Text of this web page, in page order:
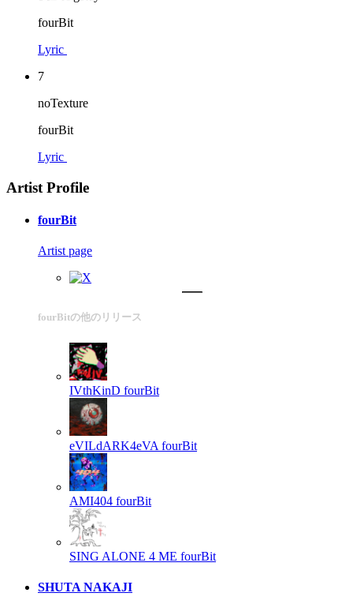
fourBit
Lyric
7
noTexture
fourBit
Lyric
Artist Profile
fourBit
Artist page
fourBitの他のリリース
IVthKinD fourBit
eVILdARK4eVA fourBit
AMI404 fourBit
SING ALONE 4 ME fourBit
SHUTA NAKAJI